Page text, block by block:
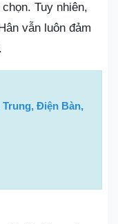
Tuy nhiên,
vẫn luôn đảm
Trung, Điện Bàn,